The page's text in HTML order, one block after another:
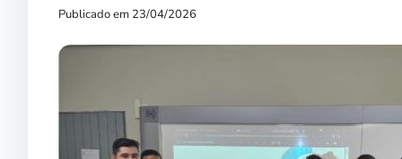
Publicado em 23/04/2026